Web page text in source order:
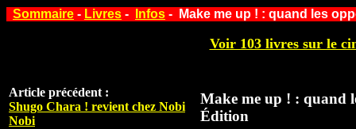
Sommaire - Livres - Infos - Make me up ! : quand les
Voir 103 livres sur le
Article précédent :
Shugo Chara ! revient chez Nobi
Nobi
Make me up ! : quand
Édition